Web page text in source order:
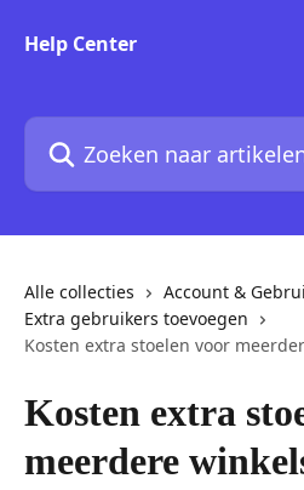
Help Center
Zoeken naar artikelen ...
Alle collecties
Account &
Extra gebruikers toevoegen
Kosten extra stoelen voor
Kosten extra
meerdere